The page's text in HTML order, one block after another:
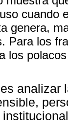
cuando
genera,
Para los
los
analizar